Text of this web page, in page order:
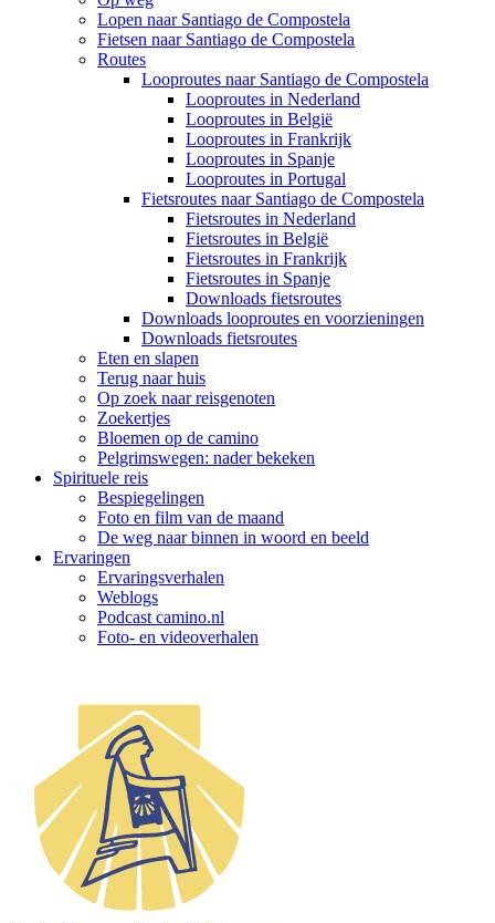
Lopen naar Santiago de Compostela
Fietsen naar Santiago de Compostela
Routes
Looproutes naar Santiago de Compostela
Looproutes in Nederland
Looproutes in België
Looproutes in Frankrijk
Looproutes in Spanje
Looproutes in Portugal
Fietsroutes naar Santiago de Compostela
Fietsroutes in Nederland
Fietsroutes in België
Fietsroutes in Frankrijk
Fietsroutes in Spanje
Downloads fietsroutes
Downloads looproutes en voorzieningen
Downloads fietsroutes
Eten en slapen
Terug naar huis
Op zoek naar reisgenoten
Zoekertjes
Bloemen op de camino
Pelgrimswegen: nader bekeken
Spirituele reis
Bespiegelingen
Foto en film van de maand
De weg naar binnen in woord en beeld
Ervaringen
Ervaringsverhalen
Weblogs
Podcast camino.nl
Foto- en videoverhalen